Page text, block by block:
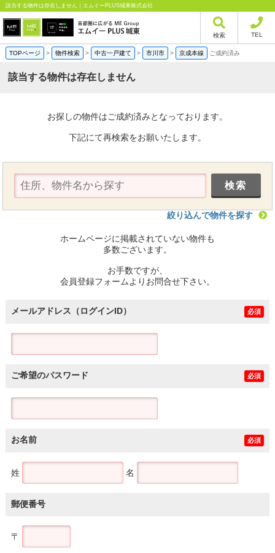
該当する物件は存在しません｜エムイーPLUS城東株式会社
検索 TEL
TOPページ > 物件検索 > 中古一戸建て > 市川市 > 京成本線 ご成約済み
該当する物件は存在しません
お探しの物件はご成約済みとなっております。
下記にて再検索をお願いたします。
絞り込んで物件を探す
ホームページに掲載されていない物件も
多数ございます。
お手数ですが、
会員登録フォームよりお問合せ下さい。
メールアドレス（ログインID） 必須
ご希望のパスワード 必須
お名前 必須
姓 名
郵便番号
〒